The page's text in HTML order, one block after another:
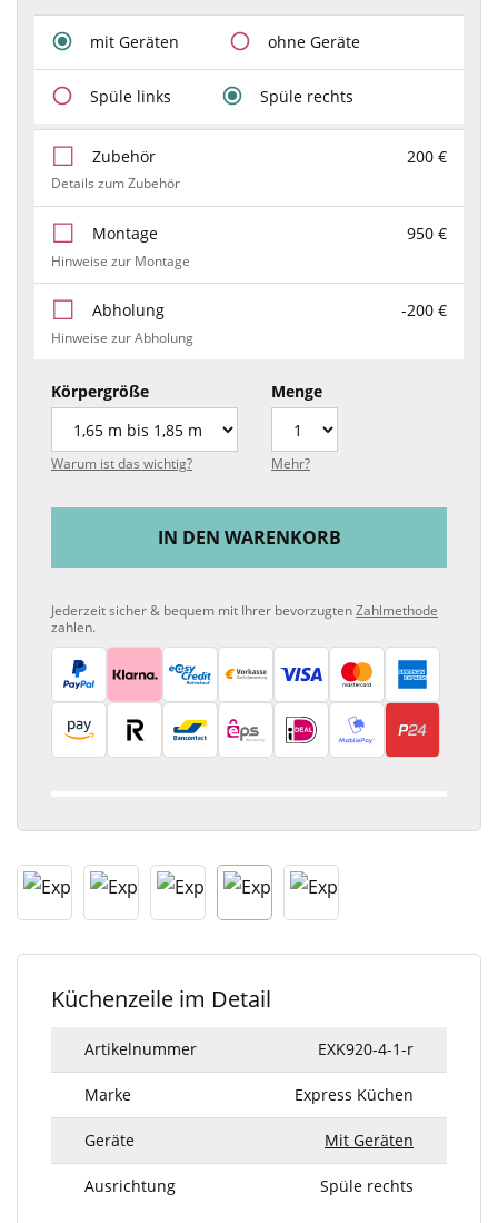
mit Geräten ohne Geräte
Spüle links Spüle rechts
Zubehör 200 €
Details zum Zubehör
Montage 950 €
Hinweise zur Montage
Abholung -200 €
Hinweise zur Abholung
Körpergröße
Warum ist das wichtig?
Menge
Mehr?
IN DEN WARENKORB
Jederzeit sicher & bequem mit Ihrer bevorzugtenZahlmethode
zahlen.
Küchenzeile im Detail
Artikelnummer EXK920-4-1-r
Marke Express Küchen
Geräte Mit Geräten
Ausrichtung Spüle rechts